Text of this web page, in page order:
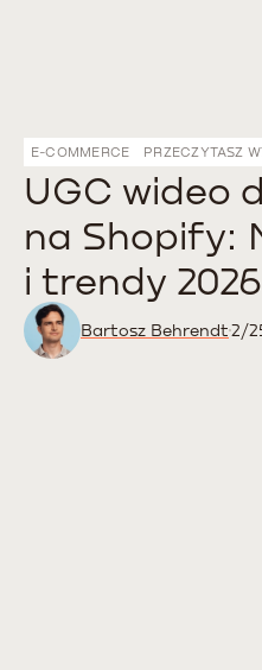
E-COMMERCE PRZECZYTASZ W
UGC wideo
na Shopify:
i trendy 2026
Bartosz Behrendt2/